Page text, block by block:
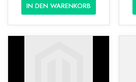
IN DEN WARENKORB